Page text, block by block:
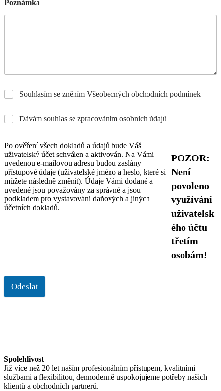
Poznámka
Souhlasím se zněním Všeobecných obchodních podmínek
Dávám souhlas se zpracováním osobních údajů
Po ověření všech dokladů a údajů bude Váš
uživatelský účet schválen a aktivován. Na Vámi
uvedenou e-mailovou adresu budou zaslány
přístupové údaje (uživatelské jméno a heslo, které si
můžete následně změnit). Údaje Vámi dodané a
uvedené jsou považovány za správné a jsou
podkladem pro vystavování daňových a jiných
účetních dokladů.
POZOR:
Není
povoleno
využívání
uživatelsk
ého účtu
třetím
osobám!
Odeslat
Spolehlivost
Již více než 20 let naším profesionálním přístupem, kvalitními
službami a flexibilitou, dennodenně uspokojujeme potřeby našich
klientů a obchodních partnerů.